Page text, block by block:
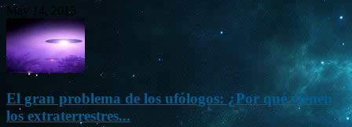
May 14, 2015
El gran problema de los ufólogos: ¿Por qué vienen
los extraterrestres...